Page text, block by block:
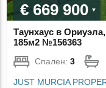
€ 669 900
Таунхаус в
185м2 №156363
Спален:3
JUST MURCIA